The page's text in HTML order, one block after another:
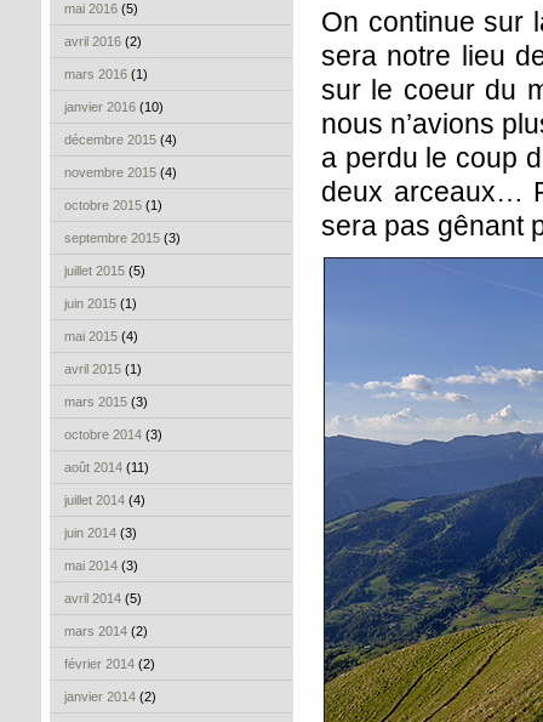
mai 2016 (5)
avril 2016 (2)
mars 2016 (1)
janvier 2016 (10)
décembre 2015 (4)
novembre 2015 (4)
octobre 2015 (1)
septembre 2015 (3)
juillet 2015 (5)
juin 2015 (1)
mai 2015 (4)
avril 2015 (1)
mars 2015 (3)
octobre 2014 (3)
août 2014 (11)
juillet 2014 (4)
juin 2014 (3)
mai 2014 (3)
avril 2014 (5)
mars 2014 (2)
février 2014 (2)
janvier 2014 (2)
On continue sur
sera notre lieu
sur le coeur du
nous n’avions
a perdu le coup
deux arceaux…
sera pas gênant